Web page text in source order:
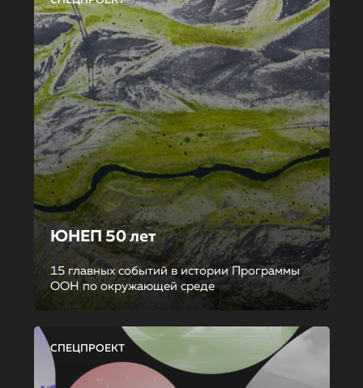
ЮНЕП 50 лет
15 главных событий в истории Программы
ООН по окружающей среде
СПЕЦПРОЕКТ